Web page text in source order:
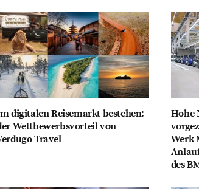
digitalen Reisemarkt bestehen:
Wettbewerbsvorteil von
Travel
Hohe
Werk
des